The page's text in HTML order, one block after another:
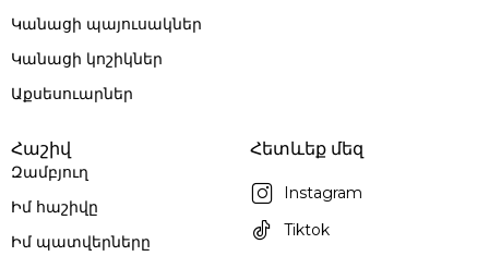
Կանացի պայուսակներ
Կանացի կոշիկներ
Աքսեսուարներ
Հաշիվ
Զամբյուղ
Իմ հաշիվը
Իմ պատվերները
Հետևեք մեզ
Instagram
Tiktok